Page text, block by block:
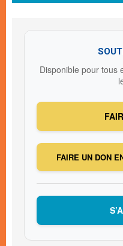
Disponible pour tous
FAIRE UN DON